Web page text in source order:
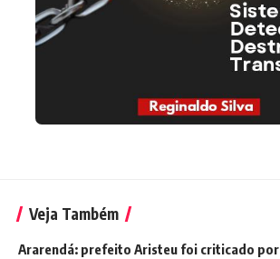
Veja Também
Ararendá: prefeito Aristeu foi criticado por